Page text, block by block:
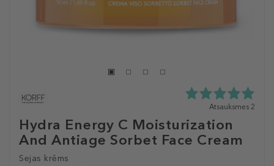
Hydra Energy C Moisturization
And Antiage Sorbet Face Cream
Sejas krēms
5.0
no
5
Atsauksmes 2